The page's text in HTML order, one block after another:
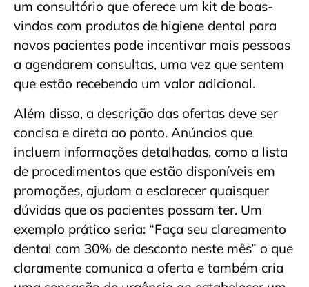
um consultório que oferece um kit de boas-
vindas com produtos de higiene dental para
novos pacientes pode incentivar mais pessoas
a agendarem consultas, uma vez que sentem
que estão recebendo um valor adicional.
Além disso, a descrição das ofertas deve ser
concisa e direta ao ponto. Anúncios que
incluem informações detalhadas, como a lista
de procedimentos que estão disponíveis em
promoções, ajudam a esclarecer quaisquer
dúvidas que os pacientes possam ter. Um
exemplo prático seria: “Faça seu clareamento
dental com 30% de desconto neste mês” o que
claramente comunica a oferta e também cria